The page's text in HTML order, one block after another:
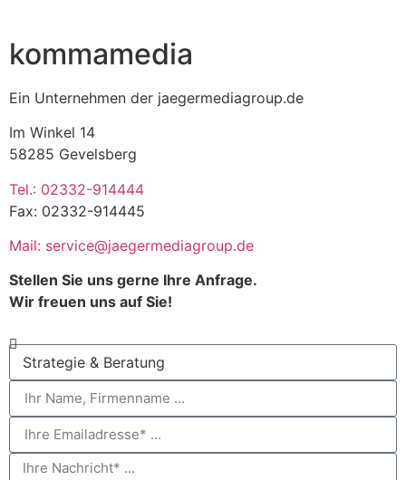
kommamedia
Ein Unternehmen der jaegermediagroup.de
Im Winkel 14
58285 Gevelsberg
Tel.: 02332-914444
Fax: 02332-914445
Mail: service@jaegermediagroup.de
Stellen Sie uns gerne Ihre Anfrage.
Wir freuen uns auf Sie!